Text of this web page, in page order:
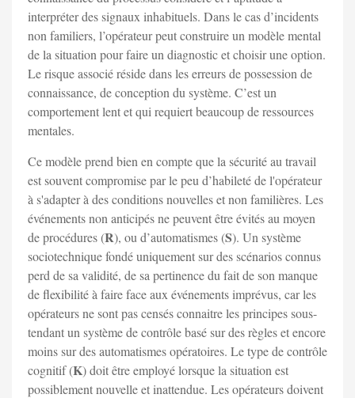
interpréter des signaux inhabituels. Dans le cas d’incidents
non familiers, l’opérateur peut construire un modèle mental
de la situation pour faire un diagnostic et choisir une option.
Le risque associé réside dans les erreurs de possession de
connaissance, de conception du système. C’est un
comportement lent et qui requiert beaucoup de ressources
mentales.
Ce modèle prend bien en compte que la sécurité au travail
est souvent compromise par le peu d’habileté de l'opérateur
à s'adapter à des conditions nouvelles et non familières. Les
événements non anticipés ne peuvent être évités au moyen
de procédures (R), ou d’automatismes (S). Un système
sociotechnique fondé uniquement sur des scénarios connus
perd de sa validité, de sa pertinence du fait de son manque
de flexibilité à faire face aux événements imprévus, car les
opérateurs ne sont pas censés connaitre les principes sous-
tendant un système de contrôle basé sur des règles et encore
moins sur des automatismes opératoires. Le type de contrôle
cognitif (K) doit être employé lorsque la situation est
possiblement nouvelle et inattendue. Les opérateurs doivent